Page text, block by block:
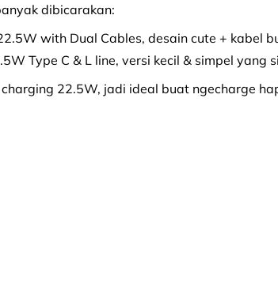
dibicarakan:
with Dual Cables, desain cute + kabel
Type C & L line, versi kecil & simpel
22.5W, jadi ideal buat ngecharge